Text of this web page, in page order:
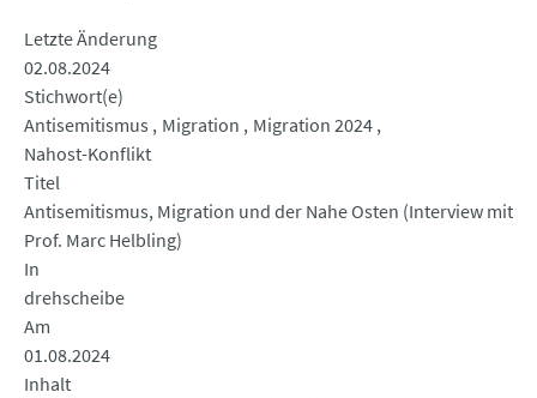
Letzte Änderung
02.08.2024
Stichwort(e)
Antisemitismus
Migration
Migration 2024
Nahost-Konflikt
Titel
Antisemitismus, Migration und der Nahe Osten (Interview mit
Prof. Marc Helbling)
In
drehscheibe
Am
01.08.2024
Inhalt